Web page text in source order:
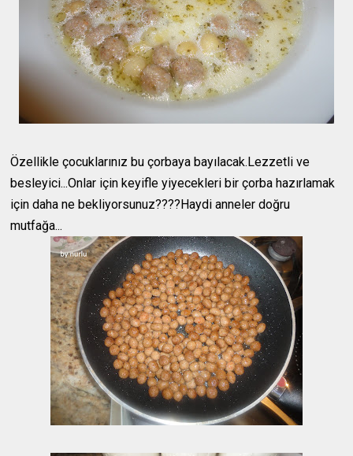
Özellikle çocuklarınız bu çorbaya bayılacak.Lezzetli ve
besleyici...Onlar için keyifle yiyecekleri bir çorba hazırlamak
için daha ne bekliyorsunuz????Haydi anneler doğru
mutfağa...